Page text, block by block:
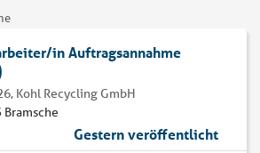
in Auftragsannahme
Kohl Recycling GmbH
Bramsche
Gestern veröffentlicht